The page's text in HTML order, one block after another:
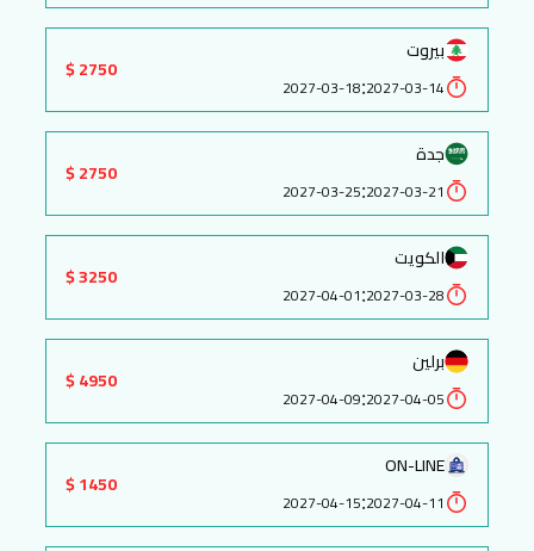
بيروت
2027-03-14
:
2027-03-18
2750 $
جدة
2027-03-21
:
2027-03-25
2750 $
الكويت
2027-03-28
:
2027-04-01
3250 $
برلين
2027-04-05
:
2027-04-09
4950 $
ON-LINE
2027-04-11
:
2027-04-15
1450 $